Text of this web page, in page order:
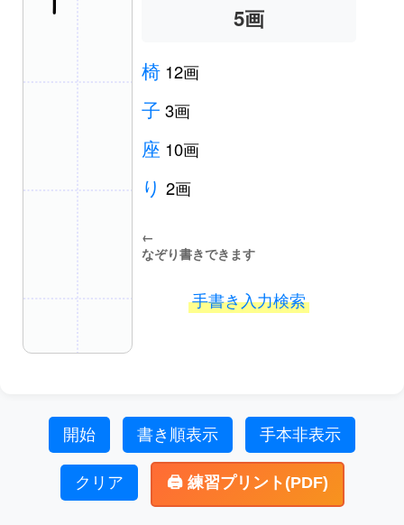
5画
椅 12画
子 3画
座 10画
り 2画
←
なぞり書きできます
手書き入力検索
開始 書き順表示 手本非表示
クリア 🖨️ 練習プリント(PDF)